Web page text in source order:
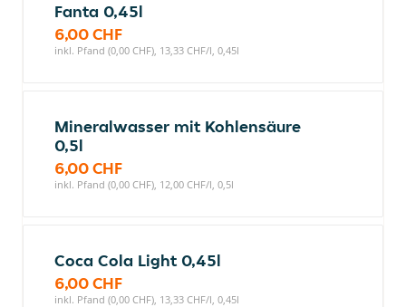
Fanta 0,45l
6,00 CHF
inkl. Pfand (0,00 CHF), 13,33 CHF/l, 0,45l
Mineralwasser mit Kohlensäure
0,5l
6,00 CHF
inkl. Pfand (0,00 CHF), 12,00 CHF/l, 0,5l
Coca Cola Light 0,45l
6,00 CHF
inkl. Pfand (0,00 CHF), 13,33 CHF/l, 0,45l